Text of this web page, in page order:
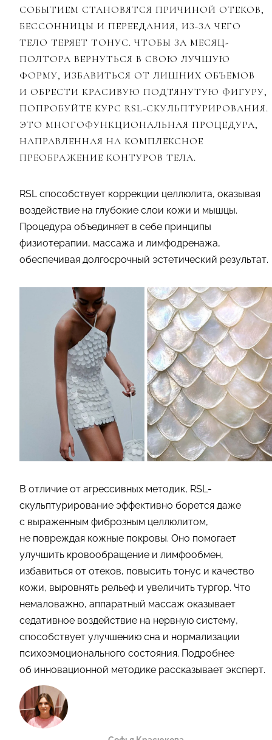
СОБЫТИЕМ СТАНОВЯТСЯ ПРИЧИНОЙ ОТЕКОВ,
БЕССОННИЦЫ И ПЕРЕЕДАНИЯ, ИЗ-ЗА ЧЕГО
ТЕЛО ТЕРЯЕТ ТОНУС. ЧТОБЫ ЗА МЕСЯЦ-
ПОЛТОРА ВЕРНУТЬСЯ В СВОЮ ЛУЧШУЮ
ФОРМУ, ИЗБАВИТЬСЯ ОТ ЛИШНИХ ОБЪЕМОВ
И ОБРЕСТИ КРАСИВУЮ ПОДТЯНУТУЮ ФИГУРУ,
ПОПРОБУЙТЕ КУРС RSL-СКУЛЬПТУРИРОВАНИЯ.
ЭТО МНОГОФУНКЦИОНАЛЬНАЯ ПРОЦЕДУРА,
НАПРАВЛЕННАЯ НА КОМПЛЕКСНОЕ
ПРЕОБРАЖЕНИЕ КОНТУРОВ ТЕЛА.
RSL способствует коррекции целлюлита, оказывая
воздействие на глубокие слои кожи и мышцы.
Процедура объединяет в себе принципы
физиотерапии, массажа и лимфодренажа,
обеспечивая долгосрочный эстетический результат.
В отличие от агрессивных методик, RSL-
скульптурирование эффективно борется даже
с выраженным фиброзным целлюлитом,
не повреждая кожные покровы. Оно помогает
улучшить кровообращение и лимфообмен,
избавиться от отеков, повысить тонус и качество
кожи, выровнять рельеф и увеличить тургор. Что
немаловажно, аппаратный массаж оказывает
седативное воздействие на нервную систему,
способствует улучшению сна и нормализации
психоэмоционального состояния. Подробнее
об инновационной методике рассказывает эксперт.